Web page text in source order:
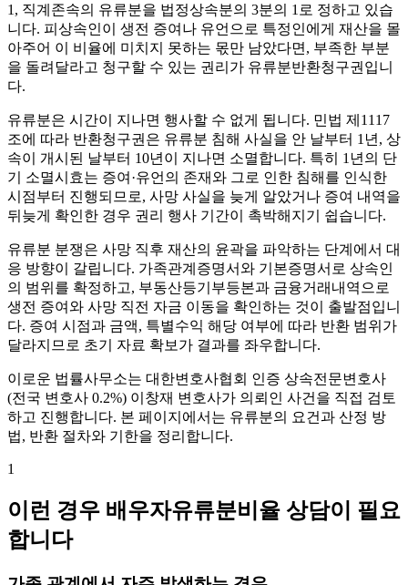
1, 직계존속의 유류분을 법정상속분의 3분의 1로 정하고 있습
니다. 피상속인이 생전 증여나 유언으로 특정인에게 재산을 몰
아주어 이 비율에 미치지 못하는 몫만 남았다면, 부족한 부분
을 돌려달라고 청구할 수 있는 권리가 유류분반환청구권입니
다.
유류분은 시간이 지나면 행사할 수 없게 됩니다. 민법 제1117
조에 따라 반환청구권은 유류분 침해 사실을 안 날부터 1년, 상
속이 개시된 날부터 10년이 지나면 소멸합니다. 특히 1년의 단
기 소멸시효는 증여·유언의 존재와 그로 인한 침해를 인식한
시점부터 진행되므로, 사망 사실을 늦게 알았거나 증여 내역을
뒤늦게 확인한 경우 권리 행사 기간이 촉박해지기 쉽습니다.
유류분 분쟁은 사망 직후 재산의 윤곽을 파악하는 단계에서 대
응 방향이 갈립니다. 가족관계증명서와 기본증명서로 상속인
의 범위를 확정하고, 부동산등기부등본과 금융거래내역으로
생전 증여와 사망 직전 자금 이동을 확인하는 것이 출발점입니
다. 증여 시점과 금액, 특별수익 해당 여부에 따라 반환 범위가
달라지므로 초기 자료 확보가 결과를 좌우합니다.
이로운 법률사무소는 대한변호사협회 인증 상속전문변호사
(전국 변호사 0.2%) 이창재 변호사가 의뢰인 사건을 직접 검토
하고 진행합니다. 본 페이지에서는 유류분의 요건과 산정 방
법, 반환 절차와 기한을 정리합니다.
1
이런 경우 배우자유류분비율 상담이 필요
합니다